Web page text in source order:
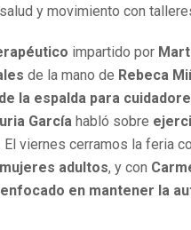
y movimiento con
impartido por
de la mano de Rebeca
la espalda para
García habló sobre
viernes cerramos la feria
adultos, y con
en mantener la